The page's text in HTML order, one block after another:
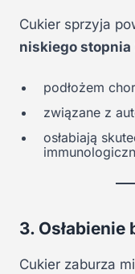
Cukier sprzyja
niskiego
podłożem
związane z
osłabiają
3.
Cukier zaburza